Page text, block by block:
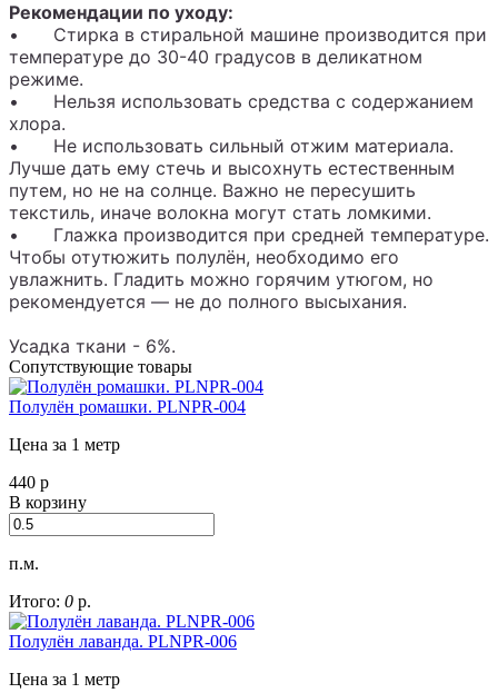
Рекомендации по уходу:
•
Стирка в стиральной машине производится при
температуре до 30-40 градусов в деликатном
режиме.
•
Нельзя использовать средства с содержанием
хлора.
•
Не использовать сильный отжим материала.
Лучше дать ему стечь и высохнуть естественным
путем, но не на солнце. Важно не пересушить
текстиль, иначе волокна могут стать ломкими.
•
Глажка производится при средней температуре.
Чтобы отутюжить полулён, необходимо его
увлажнить. Гладить можно горячим утюгом, но
рекомендуется — не до полного высыхания.
Усадка ткани - 6%.
Сопутствующие товары
Полулён ромашки. PLNPR-004
Цена за 1 метр
440 р
В корзину
п.м.
Итого: 0 р.
Полулён лаванда. PLNPR-006
Цена за 1 метр